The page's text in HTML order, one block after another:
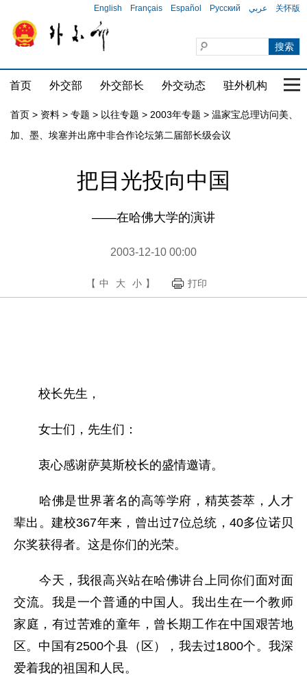
English Français Español Русский عربي 关怀版
首页 外交部 外交部长 外交动态 驻外机构 国
首页 > 资料 > 专题 > 以往专题 > 2003年专题 > 温家宝总理访问美、
加、墨、埃塞并出席中非合作论坛第二届部长级会议
把目光投向中国
——在哈佛大学的演讲
2003-12-10 00:00
【 中 大 小 】 打印
校长先生，
女士们，先生们：
衷心感谢萨莫斯校长的盛情邀请。
哈佛是世界著名的高等学府，精英荟萃，人才
辈出。建校367年来，曾出过7位总统，40多位诺贝
尔奖获得者。这是你们的光荣。
今天，我很高兴站在哈佛讲台上同你们面对面
交流。我是一个普通的中国人。我出生在一个教师
家庭，有过苦难的童年，曾长期工作在中国艰苦地
区。中国有2500个县（区），我去过1800个。我深
爱着我的祖国和人民。